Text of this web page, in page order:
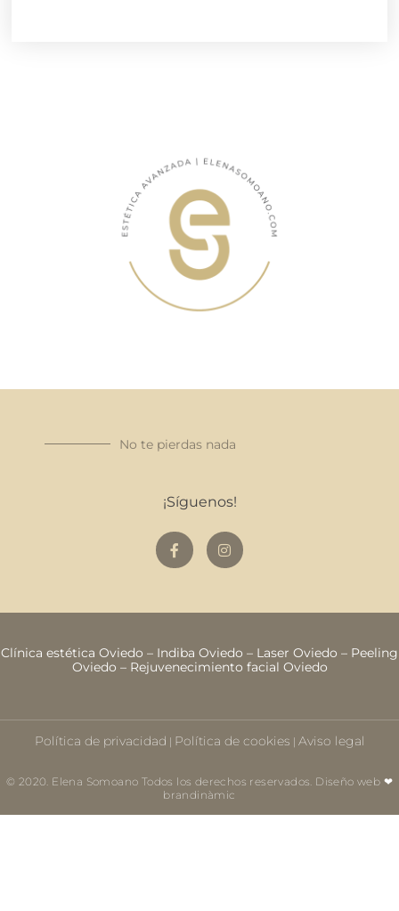
No te pierdas nada
¡Síguenos!
Clínica estética Oviedo – Indiba Oviedo – Laser Oviedo – Peeling
Oviedo – Rejuvenecimiento facial Oviedo
Política de privacidad | Política de cookies | Aviso legal
© 2020. Elena Somoano Todos los derechos reservados. Diseño web ❤
brandinàmic